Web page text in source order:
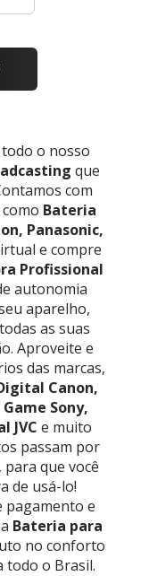
o nosso
que
com
Bateria
Panasonic,
e compre
Profissional
autonomia
aparelho,
as suas
Aproveite e
das marcas,
Canon,
Sony,
JVC e muito
passam por
que você
de usá-lo!
pagamento e
Bateria para
no conforto
todo o Brasil.